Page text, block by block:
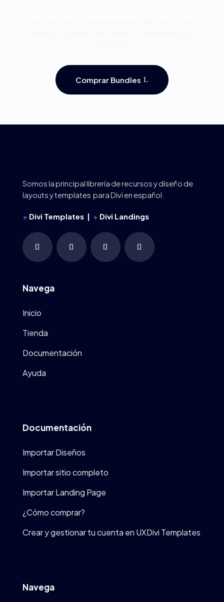
Comprar Bundles
Somos la principal librería de recursos y diseño de
layouts y templates para Divi en español.
+ Divi Templates | + Divi Landings
Navega
Inicio
Tienda
Documentación
Ayuda
Documentación
Importar Diseños
Importar sitio completo
Importar Landing Page
¿Cómo comprar?
Crear y gestionar tu cuenta en UXDivi Templates
Navega